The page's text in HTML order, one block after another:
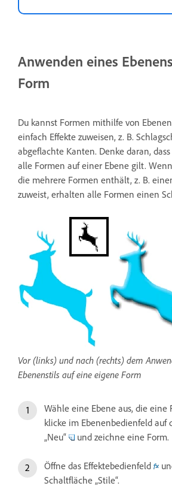
Anwenden eines
Form
Du kannst Formen mithilfe von
einfach Effekte zuweisen, z. B.
abgeflachte Kanten. Denke daran,
alle Formen auf einer Ebene gilt.
die mehrere Formen enthält, z. B.
zuweist, erhalten alle Formen einen
Vor (links) und nach (rechts) dem
Ebenenstils auf eine eigene Form
Wähle eine Ebene aus, die
klicke im Ebenenbedienfeld auf
„Neu“
und zeichne eine Form.
Öffne das Effektebedienfeld
Schaltfläche „Stile“.